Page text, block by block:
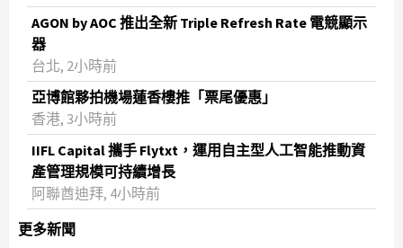
AGON by AOC 推出全新 Triple Refresh Rate 電競顯示
器
台北, 2小時前
亞博館夥拍機場蓮香樓推「票尾優惠」
香港, 3小時前
IIFL Capital 攜手 Flytxt，運用自主型人工智能推動資
產管理規模可持續增長
阿聯酋迪拜, 4小時前
更多新聞